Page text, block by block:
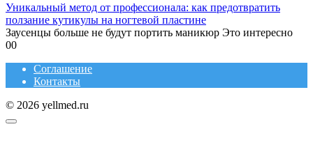
Уникальный метод от профессионала: как предотвратить
ползание кутикулы на ногтевой пластине
Заусенцы больше не будут портить маникюр Это интересно
00
Соглашение
Контакты
© 2026 yellmed.ru